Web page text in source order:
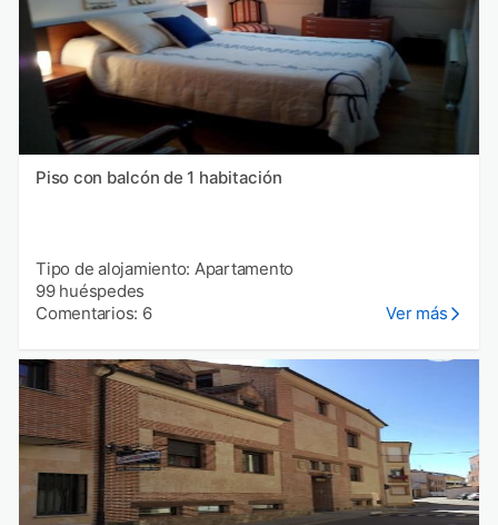
Piso con balcón de 1 habitación
Tipo de alojamiento: Apartamento
99 huéspedes
Comentarios: 6
Ver más